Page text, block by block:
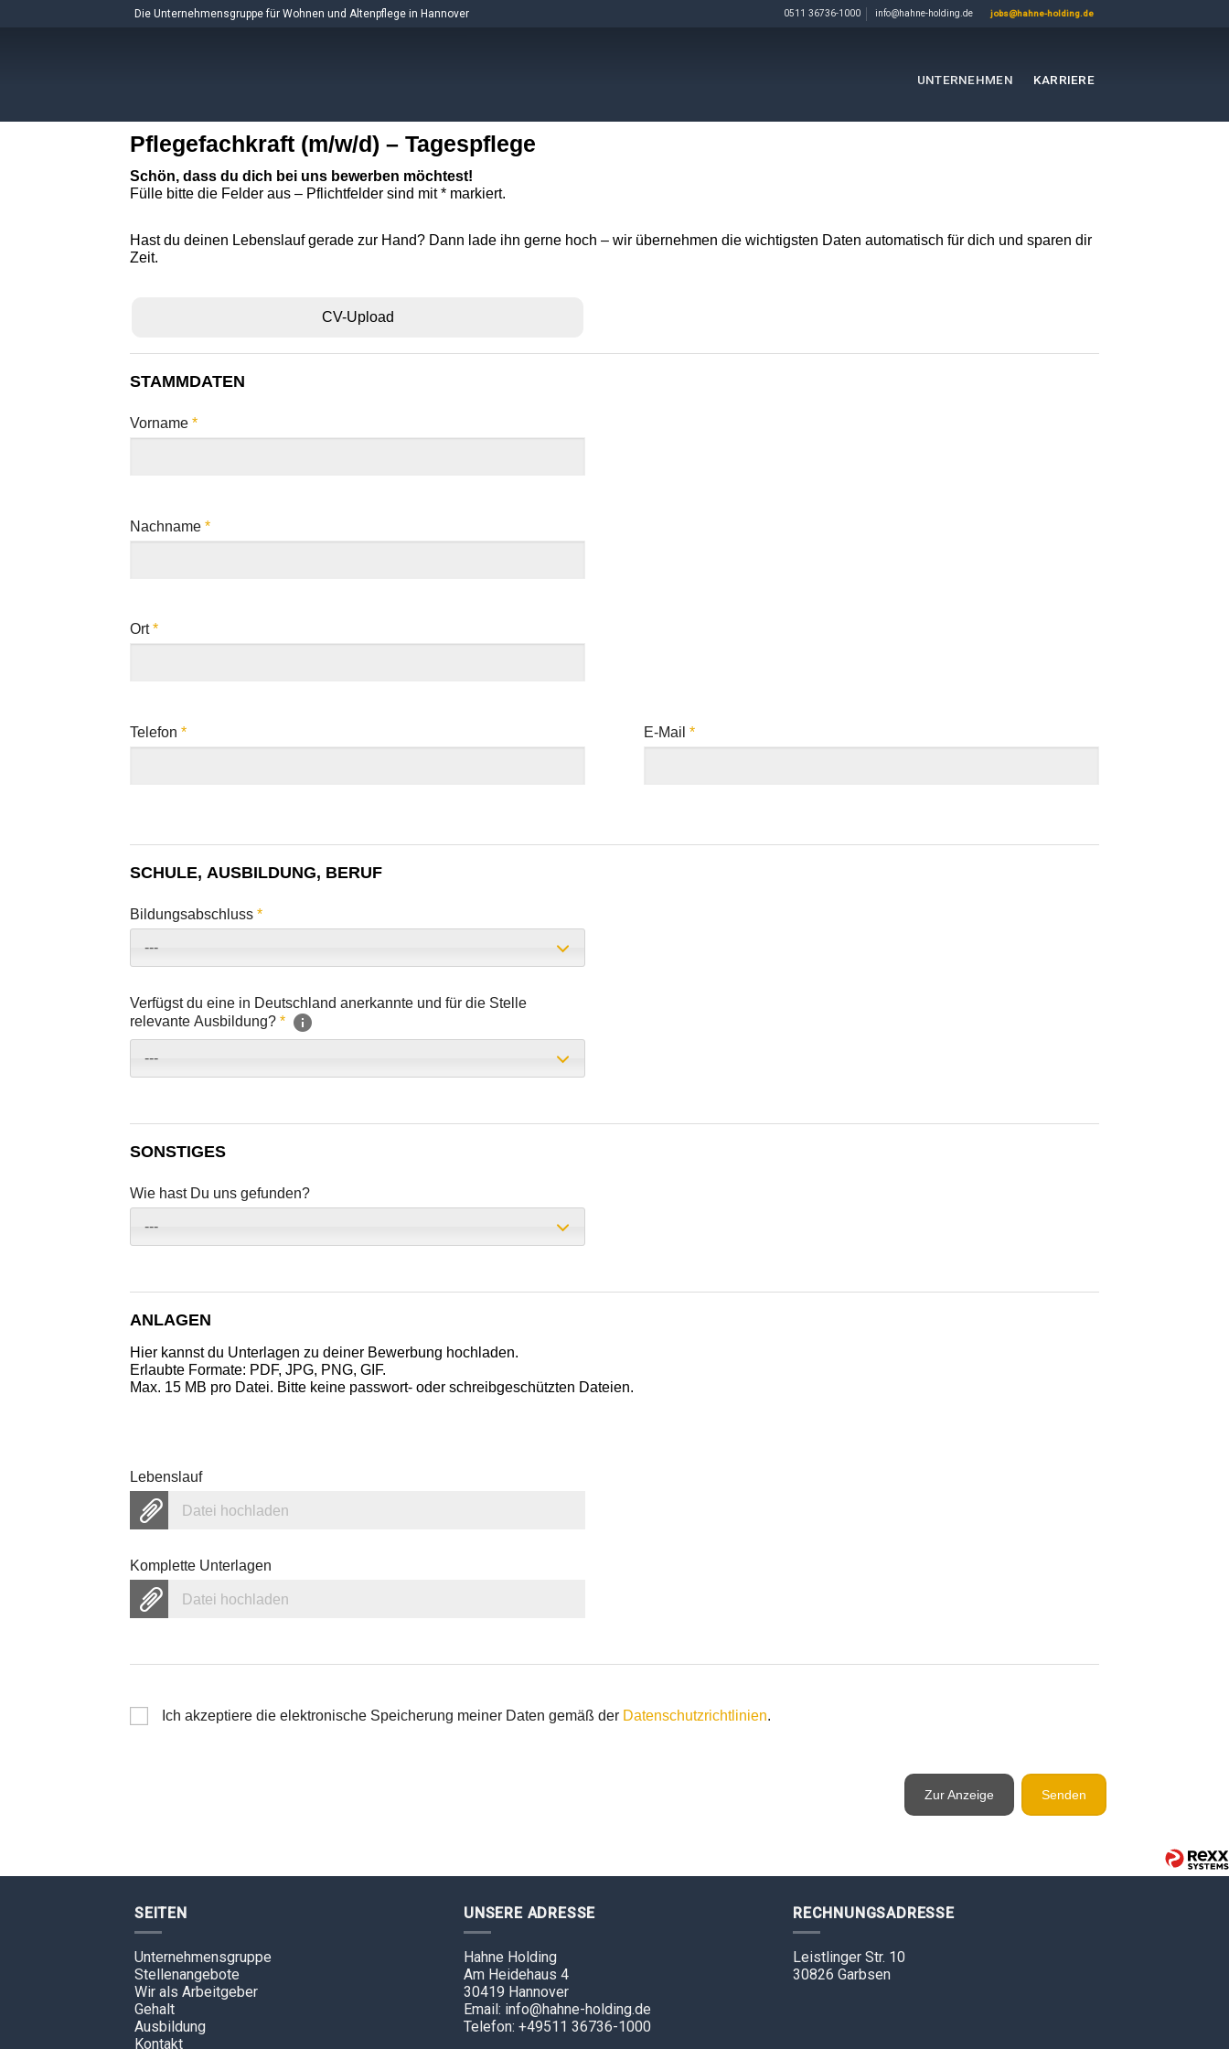
Die Unternehmensgruppe für Wohnen und Altenpflege in Hannover 0511 36736-1000 info@hahne-holding.de jobs@hahne-holding.de
UNTERNEHMEN KARRIERE
Pflegefachkraft (m/w/d) – Tagespflege
Schön, dass du dich bei uns bewerben möchtest!
Fülle bitte die Felder aus – Pflichtfelder sind mit * markiert.
Hast du deinen Lebenslauf gerade zur Hand? Dann lade ihn gerne hoch – wir übernehmen die wichtigsten Daten automatisch für dich und sparen dir
Zeit.
CV-Upload
STAMMDATEN
Vorname *
Nachname *
Ort*
Telefon * E-Mail *
SCHULE, AUSBILDUNG, BERUF
Bildungsabschluss *
---
Verfügst du eine in Deutschland anerkannte und für die Stelle
relevante Ausbildung? *
---
SONSTIGES
Wie hast Du uns gefunden?
---
ANLAGEN
Hier kannst du Unterlagen zu deiner Bewerbung hochladen.
Erlaubte Formate: PDF, JPG, PNG, GIF.
Max. 15 MB pro Datei. Bitte keine passwort- oder schreibgeschützten Dateien.
Lebenslauf
Datei hochladen
Komplette Unterlagen
Datei hochladen
Ich akzeptiere die elektronische Speicherung meiner Daten gemäß der Datenschutzrichtlinien.
Zur Anzeige Senden
SEITEN
Unternehmensgruppe
Stellenangebote
Wir als Arbeitgeber
Gehalt
Ausbildung
Kontakt
UNSERE ADRESSE
Hahne Holding
Am Heidehaus 4
30419 Hannover
Email: info@hahne-holding.de
Telefon: +49511 36736-1000
RECHNUNGSADRESSE
Leistlinger Str. 10
30826 Garbsen